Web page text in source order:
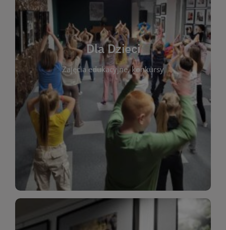
Dla Dzieci
Zajęcia edukacyjne, konkursy
Dla Dzieci
To miejsce stworzone z myślą o najmłodszych
czytelnikach i ich rodzicach. Znajdziesz tu
informacje o zajęciach edukacyjnych, konkursach
plastycznych i spotkaniach z autorami książek dla
dzieci. Biblioteka oferuje bogaty wybór bajek,
opowiadań i lektur szkolnych, a także przyjazny
kącik do wspólnego czytania. Pragniemy
rozbudzać miłość do książek od najmłodszych lat.
Zapraszamy do wspólnej zabawy i odkrywania